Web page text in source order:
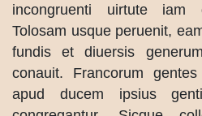
incongruenti uirtute iam
Tolosam usque peruenit,
fundis et diuersis
conauit. Francorum
apud ducem ipsius